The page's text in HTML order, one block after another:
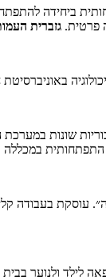
ביחידה
פרטית. גזברית
שונות
עוסקת בעבודה
לילד ולנוער